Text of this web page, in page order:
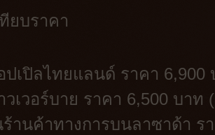
ยบราคา
ปเปิลไทยแลนด์ ราคา 6,900
วเวอร์บาย ราคา 6,500 บาท (
านค้าทางการบนลาซาด้า ร